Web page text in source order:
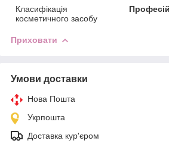
Класифікація
косметичного засобу
Приховати
Умови доставки
Нова Пошта
Укрпошта
Доставка кур'єром